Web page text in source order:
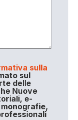
sulla
sul
delle
Nuove
e-